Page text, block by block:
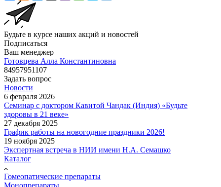
Будьте в курсе наших акций и новостей
Подписаться
Ваш менеджер
Готовцева Алла Константиновна
84957951107
Задать вопрос
Новости
6 февраля 2026
Семинар с доктором Кавитой Чандак (Индия) «Будьте
здоровы в 21 веке»
27 декабря 2025
График работы на новогодние праздники 2026!
19 ноября 2025
Экспертная встреча в НИИ имени Н.А. Семашко
Каталог
Гомеопатические препараты
Монопрепараты